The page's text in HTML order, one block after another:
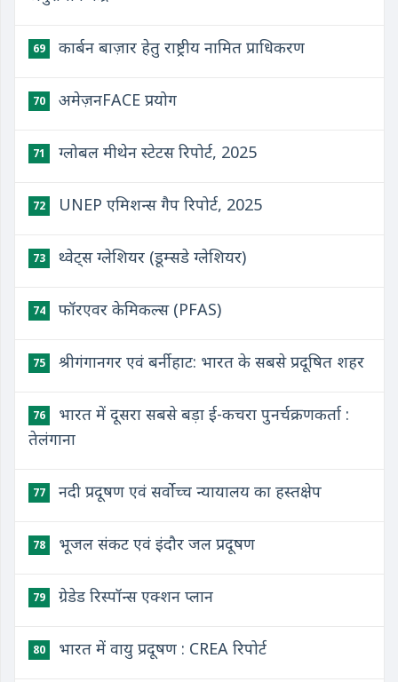
69 कार्बन बाज़ार हेतु राष्ट्रीय नामित प्राधिकरण
70 अमेज़नFACE प्रयोग
71 ग्लोबल मीथेन स्टेटस रिपोर्ट, 2025
72 UNEP एमिशन्स गैप रिपोर्ट, 2025
73 थ्वेट्स ग्लेशियर (डूम्सडे ग्लेशियर)
74 फॉरएवर केमिकल्स (PFAS)
75 श्रीगंगानगर एवं बर्नीहाट: भारत के सबसे प्रदूषित शहर
76
भारत में दूसरा सबसे बड़ा ई-कचरा पुनर्चक्रणकर्ता :
तेलंगाना
77 नदी प्रदूषण एवं सर्वोच्च न्यायालय का हस्तक्षेप
78 भूजल संकट एवं इंदौर जल प्रदूषण
79 ग्रेडेड रिस्पॉन्स एक्शन प्लान
80 भारत में वायु प्रदूषण : CREA रिपोर्ट